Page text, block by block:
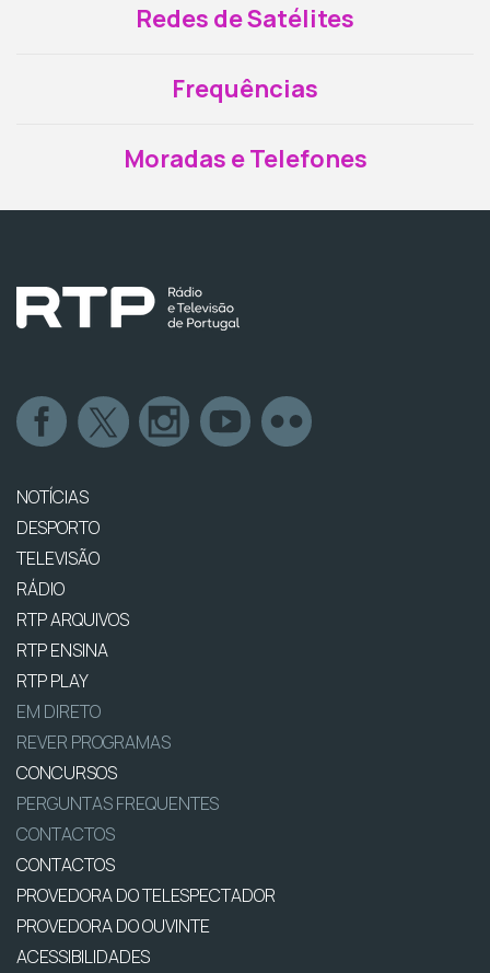
Redes de Satélites
Frequências
Moradas e Telefones
NOTÍCIAS
DESPORTO
TELEVISÃO
RÁDIO
RTP ARQUIVOS
RTP ENSINA
RTP PLAY
EM DIRETO
REVER PROGRAMAS
CONCURSOS
PERGUNTAS FREQUENTES
CONTACTOS
CONTACTOS
PROVEDORA DO TELESPECTADOR
PROVEDORA DO OUVINTE
ACESSIBILIDADES